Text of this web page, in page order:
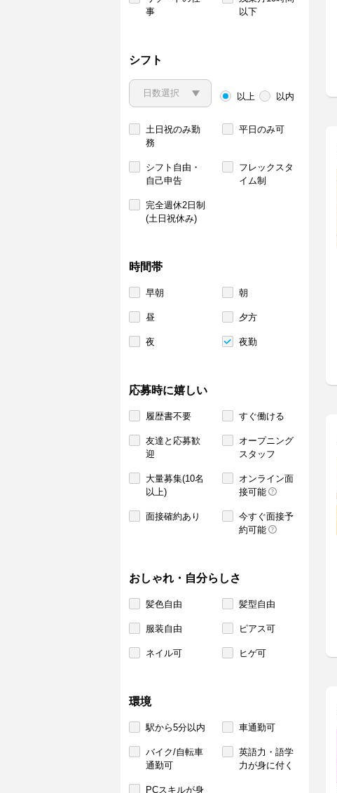
事
以下
シフト
以上 以内
土日祝のみ勤
務
平日のみ可
シフト自由・
自己申告
フレックスタ
イム制
完全週休2日制
(土日祝休み)
時間帯
早朝 朝
昼 夕方
夜 夜勤
応募時に嬉しい
履歴書不要 すぐ働ける
友達と応募歓
迎
オープニング
スタッフ
大量募集(10名
以上)
オンライン面
接可能
面接確約あり
今すぐ面接予
約可能
おしゃれ・自分らしさ
髪色自由 髪型自由
服装自由 ピアス可
ネイル可 ヒゲ可
環境
駅から5分以内 車通勤可
バイク/自転車
通勤可
英語力・語学
力が身に付く
PCスキルが身